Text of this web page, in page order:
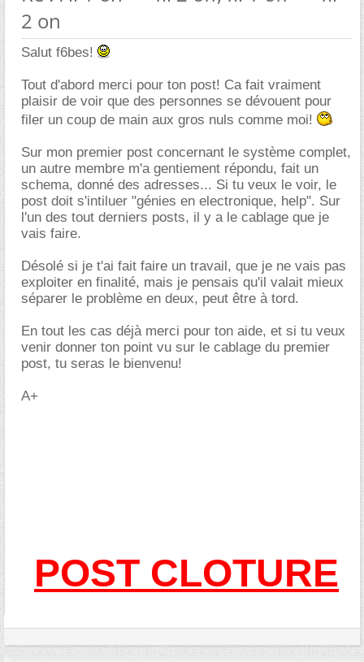
2 on
Salut f6bes!
Tout d'abord merci pour ton post! Ca fait vraiment
plaisir de voir que des personnes se dévouent pour
filer un coup de main aux gros nuls comme moi!
Sur mon premier post concernant le système complet,
un autre membre m'a gentiement répondu, fait un
schema, donné des adresses... Si tu veux le voir, le
post doit s'intiluer "génies en electronique, help". Sur
l'un des tout derniers posts, il y a le cablage que je
vais faire.
Désolé si je t'ai fait faire un travail, que je ne vais pas
exploiter en finalité, mais je pensais qu'il valait mieux
séparer le problème en deux, peut être à tord.
En tout les cas déjà merci pour ton aide, et si tu veux
venir donner ton point vu sur le cablage du premier
post, tu seras le bienvenu!
A+
POST CLOTURE